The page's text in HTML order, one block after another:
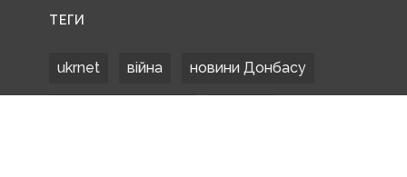
ТЕГИ
ukrnet війна новини Донбасу